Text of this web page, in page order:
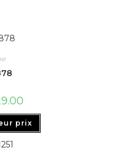
prix